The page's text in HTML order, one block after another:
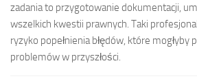
zadania to przygotowanie dokumentacji,
wszelkich kwestii prawnych. Taki
ryzyko popełnienia błędów, które mogłyby
problemów w przyszłości.